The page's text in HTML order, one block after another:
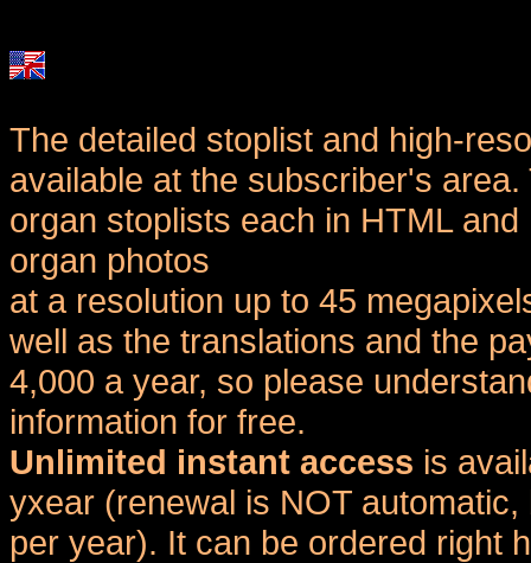
The detailed stoplist and high-
available at the subscriber's
organ stoplists each in HTML
organ photos
at a resolution up to 45
well as the translations and the
4,000 a year, so please
information for free.
Unlimited instant access is
yxear (renewal is NOT
per year). It can be ordered right